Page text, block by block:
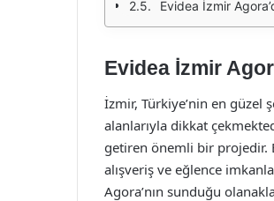
Evidea İzmir
Evidea İzmir
İzmir, Türkiye’nin en
alanlarıyla dikkat
getiren önemli bir projedir.
alışveriş ve eğlence
Agora’nın sunduğu